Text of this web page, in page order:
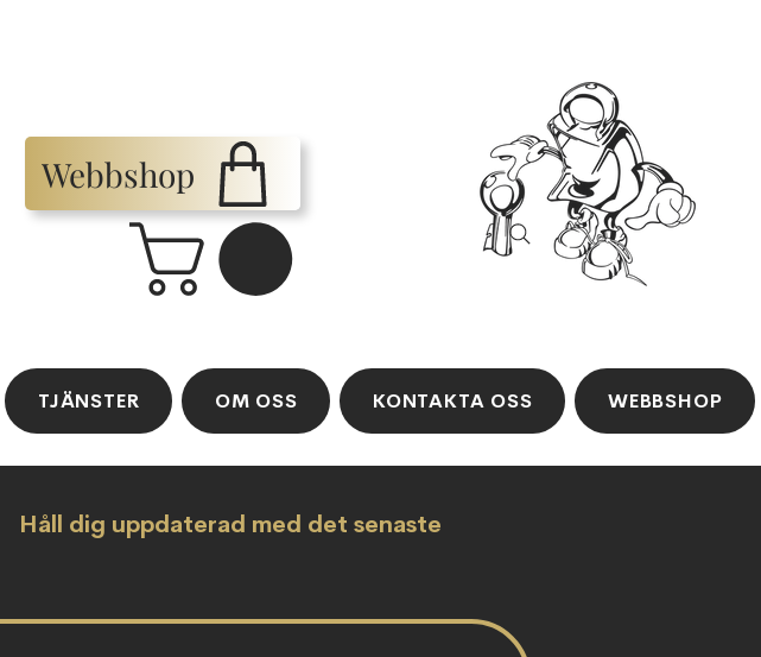
Webbshop
TJÄNSTER OM OSS KONTAKTA OSS WEBBSHOP
Håll dig uppdaterad med det senaste